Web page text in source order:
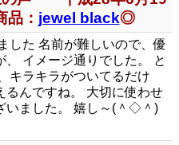
： jewel black◎
した 名前が難しいので、優
、 イメージ通りでした。 と
キラキラがついてるだけ
るんですね。 大切に使わせ
いました。 嬉し～(＾◇＾)